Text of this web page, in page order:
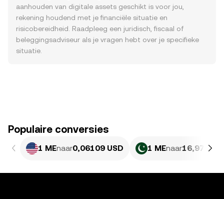
aanhouden van digitale assets geschikt is voor jou,
rekening houdend met je financiële situatie en
risicobereidheid. Raadpleeg een juridisch, fiscaal of
beleggingsadviseur als je vragen hebt over je specifieke
situatie.
Populaire conversies
1 MEnaar0,06109 USD 1 MEnaar16,97 PKR